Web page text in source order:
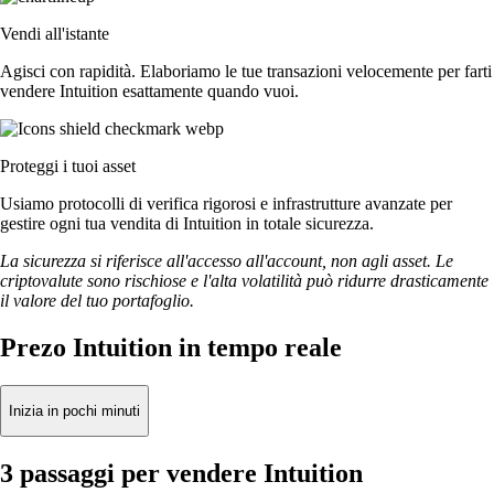
Vendi all'istante
Agisci con rapidità. Elaboriamo le tue transazioni velocemente per farti
vendere Intuition esattamente quando vuoi.
Proteggi i tuoi asset
Usiamo protocolli di verifica rigorosi e infrastrutture avanzate per
gestire ogni tua vendita di Intuition in totale sicurezza.
La sicurezza si riferisce all'accesso all'account, non agli asset. Le
criptovalute sono rischiose e l'alta volatilità può ridurre drasticamente
il valore del tuo portafoglio.
Prezo Intuition in tempo reale
Inizia in pochi minuti
3 passaggi per vendere Intuition